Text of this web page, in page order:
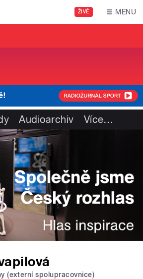
ŽIVĚ MENU
Audioarchiv Více…
(externí spolupracovnice)